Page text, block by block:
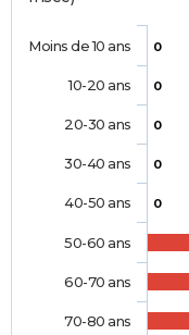
0
0
0
0
0
Moins de 10 ans
10-20 ans
20-30 ans
30-40 ans
40-50 ans
50-60 ans
60-70 ans
70-80 ans